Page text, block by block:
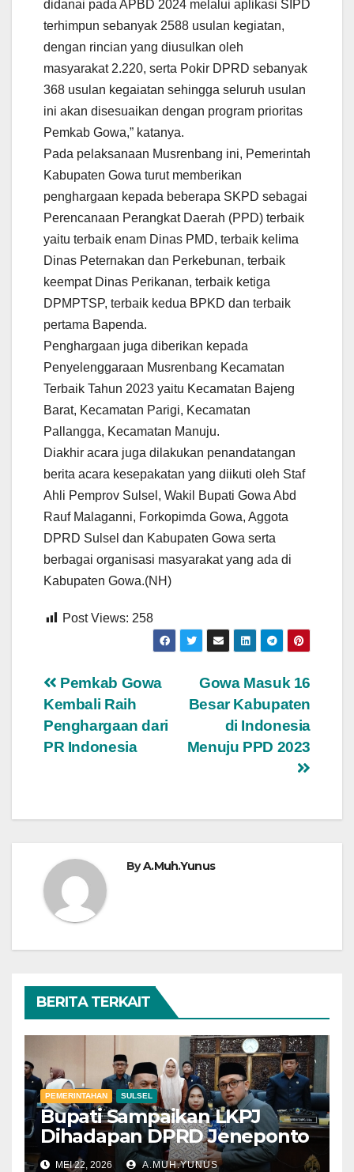
didanai pada APBD 2024 melalui aplikasi SIPD
terhimpun sebanyak 2588 usulan kegiatan,
dengan rincian yang diusulkan oleh
masyarakat 2.220, serta Pokir DPRD sebanyak
368 usulan kegaiatan sehingga seluruh usulan
ini akan disesuaikan dengan program prioritas
Pemkab Gowa,” katanya.
Pada pelaksanaan Musrenbang ini, Pemerintah
Kabupaten Gowa turut memberikan
penghargaan kepada beberapa SKPD sebagai
Perencanaan Perangkat Daerah (PPD) terbaik
yaitu terbaik enam Dinas PMD, terbaik kelima
Dinas Peternakan dan Perkebunan, terbaik
keempat Dinas Perikanan, terbaik ketiga
DPMPTSP, terbaik kedua BPKD dan terbaik
pertama Bapenda.
Penghargaan juga diberikan kepada
Penyelenggaraan Musrenbang Kecamatan
Terbaik Tahun 2023 yaitu Kecamatan Bajeng
Barat, Kecamatan Parigi, Kecamatan
Pallangga, Kecamatan Manuju.
Diakhir acara juga dilakukan penandatangan
berita acara kesepakatan yang diikuti oleh Staf
Ahli Pemprov Sulsel, Wakil Bupati Gowa Abd
Rauf Malaganni, Forkopimda Gowa, Aggota
DPRD Sulsel dan Kabupaten Gowa serta
berbagai organisasi masyarakat yang ada di
Kabupaten Gowa.(NH)
Post Views: 258
Navigasi
pos
Gowa Masuk 16
Besar Kabupaten
di Indonesia
Menuju PPD 2023
Pemkab Gowa
Kembali Raih
Penghargaan dari
PR Indonesia
ByA.Muh.Yunus
BERITA TERKAIT
PEMERINTAHAN SULSEL
Bupati Sampaikan LKPJ
Dihadapan DPRD Jeneponto
MEI 22, 2026 A.MUH.YUNUS